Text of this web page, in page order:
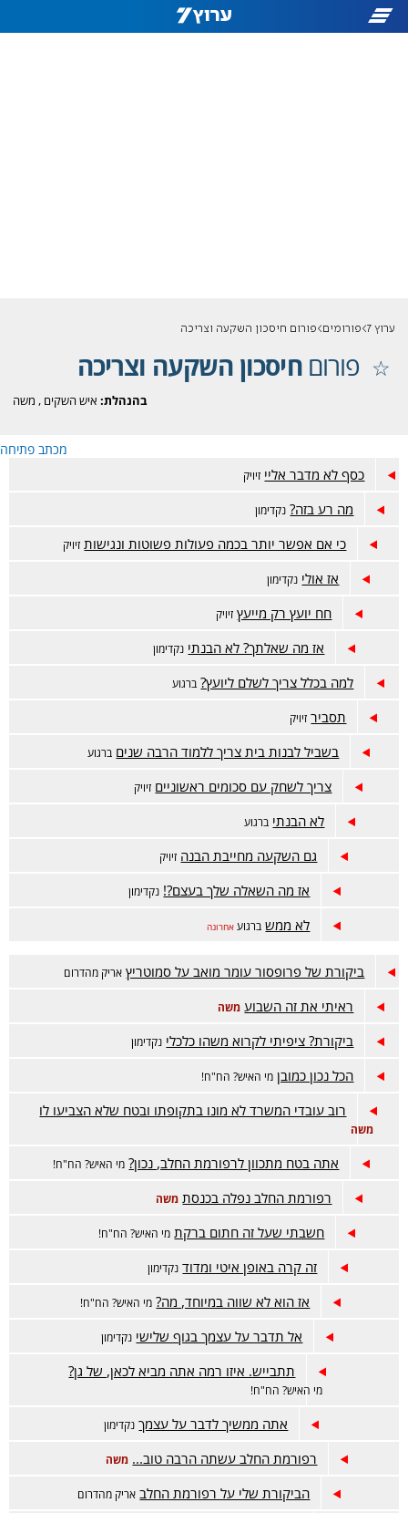
ערוץ 7 פורומים פורום חיסכון השקעה וצריכה
פורוםחיסכון השקעה וצריכה
בהנהלת: איש השקים , משה
מכתב פתיחה
כסף לא מדבר אליי זיויק
מה רע בזה? נקדימון
כי אם אפשר יותר בכמה פעולות פשוטות ונגישות זיויק
אז אולי נקדימון
חח יועץ רק מייעץ זיויק
אז מה שאלתך? לא הבנתי נקדימון
למה בכלל צריך לשלם ליועץ? ברגוע
תסביר זיויק
בשביל לבנות בית צריך ללמוד הרבה שנים ברגוע
צריך לשחק עם סכומים ראשוניים זיויק
לא הבנתי ברגוע
גם השקעה מחייבת הבנה זיויק
אז מה השאלה שלך בעצם?! נקדימון
לא ממש ברגוע אחרונה
ביקורת של פרופסור עומר מואב על סמוטריץ אריק מהדרום
ראיתי את זה השבוע משה
ביקורת? ציפיתי לקרוא משהו כלכלי נקדימון
הכל נכון כמובן מי האיש? הח"ח!
רוב עובדי המשרד לא מונו בתקופתו ובטח שלא הצביעו לו
משה
אתה בטח מתכוון לרפורמת החלב, נכון? מי האיש? הח"ח!
רפורמת החלב נפלה בכנסת משה
חשבתי שעל זה חתום ברקת מי האיש? הח"ח!
זה קרה באופן איטי ומדוד נקדימון
אז הוא לא שווה במיוחד, מה? מי האיש? הח"ח!
אל תדבר על עצמך בגוף שלישי נקדימון
תתבייש. איזו רמה אתה מביא לכאן, של גן?
מי האיש? הח"ח!
אתה ממשיך לדבר על עצמך נקדימון
רפורמת החלב עשתה הרבה טוב... משה
הביקורת שלי על רפורמת החלב אריק מהדרום